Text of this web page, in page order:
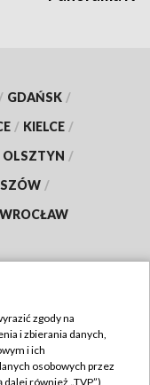
/ GDAŃSK /
/ KIELCE /
OLSZTYN /
/
WROCŁAW
zgody na
i zbierania danych,
i ich
osobowych przez
również „TVP”),